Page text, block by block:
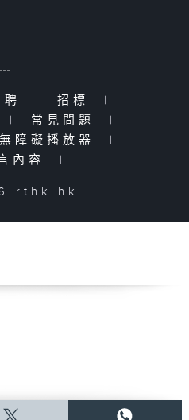
聘 | 招標
|
| 常見問題
|
無障礙播放器
|
內容
|
rthk.hk